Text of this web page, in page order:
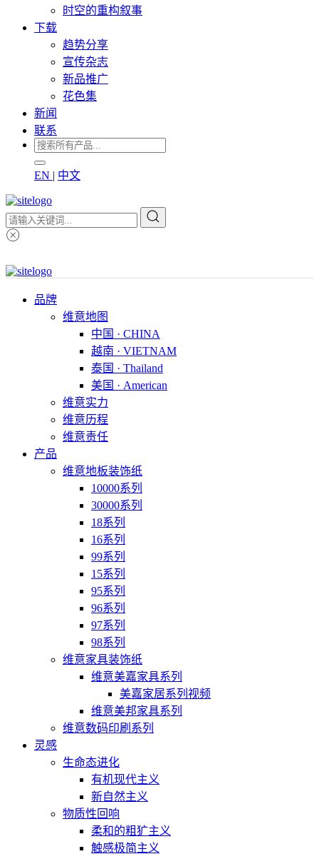
时空的重构叙事
下载
趋势分享
宣传杂志
新品推广
花色集
新闻
联系
EN | 中文
品牌
维意地图
中国 · CHINA
越南 · VIETNAM
泰国 · Thailand
美国 · American
维意实力
维意历程
维意责任
产品
维意地板装饰纸
10000系列
30000系列
18系列
16系列
99系列
15系列
95系列
96系列
97系列
98系列
维意家具装饰纸
维意美嘉家具系列
美嘉家居系列视频
维意美邦家具系列
维意数码印刷系列
灵感
生命态进化
有机现代主义
新自然主义
物质性回响
柔和的粗犷主义
触感极简主义